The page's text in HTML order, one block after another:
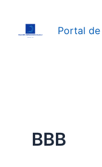
Portal
BBB